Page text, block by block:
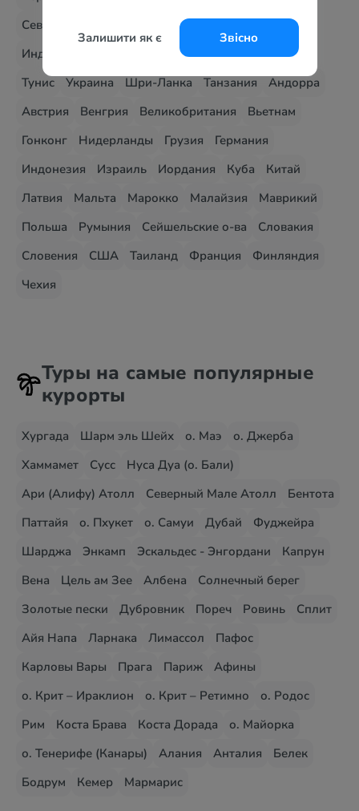
Залишити як є Звісно
Северная Македония
Албания
Индия
Мальдивы
Мексика
Тунис
Украина Шри-Ланка Танзания
Андорра
Австрия
Венгрия Великобритания
Вьетнам
Гонконг
Нидерланды Грузия
Германия
Индонезия
Израиль Иордания Куба
Китай
Латвия
Мальта Марокко Малайзия
Маврикий
Польша
Румыния Сейшельские о-ва
Словакия
Словения
США Таиланд Франция
Финляндия
Чехия
Туры на самые популярные
курорты
Хургада Шарм эль Шейх о. Маэ
о. Джерба
Хаммамет
Сусс
Нуса Дуа (о. Бали)
Ари (Алифу) Атолл
Северный Мале Атолл
Бентота
Паттайя
о. Пхукет о. Самуи Дубай
Фуджейра
Шарджа
Энкамп Эскальдес - Энгордани
Капрун
Вена
Цель ам Зее Албена
Солнечный берег
Золотые пески
Дубровник Пореч Ровинь
Сплит
Айя Напа
Ларнака Лимассол
Пафос
Карловы Вары
Прага Париж
Афины
о. Крит – Ираклион
о. Крит – Ретимно
о. Родос
Рим
Коста Брава Коста Дорада
о. Майорка
о. Тенерифе (Канары)
Алания Анталия
Белек
Бодрум
Кемер Мармарис